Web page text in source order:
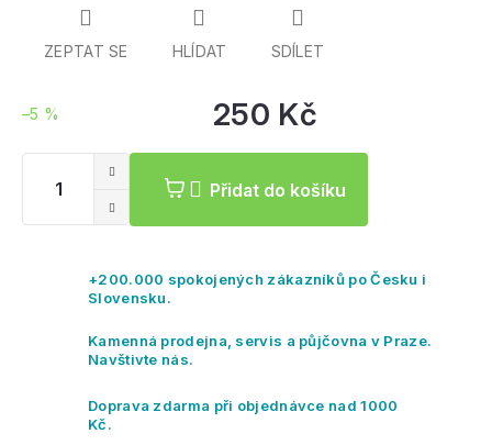
–5 % 250 Kč
Přidat do košíku
ZEPTAT SE HLÍDAT SDÍLET
+200.000 spokojených zákazníků po Česku i
Slovensku.
Kamenná prodejna, servis a půjčovna v Praze.
Navštivte nás.
Doprava zdarma při objednávce nad 1000
Kč.